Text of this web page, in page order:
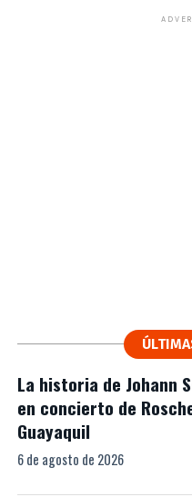
La historia de Johann
en concierto de
Guayaquil
6 de agosto de 2026